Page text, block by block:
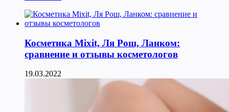
Косметика Мixit, Ля Рош, Ланком:
сравнение и отзывы косметологов
19.03.2022